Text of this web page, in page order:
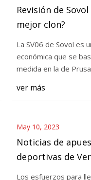
Revisión de Sovol
mejor clon?
La SV06 de Sovol es
económica que se
medida en la de
ver más
May 10, 2023
Noticias de
deportivas de
Los esfuerzos para